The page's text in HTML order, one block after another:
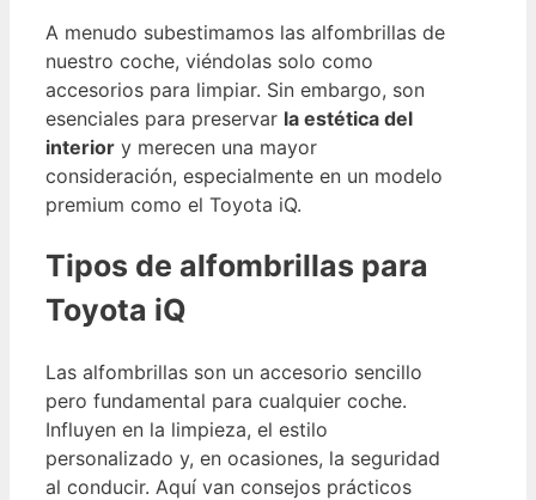
A menudo subestimamos las alfombrillas de
nuestro coche, viéndolas solo como
accesorios para limpiar. Sin embargo, son
esenciales para preservar la estética del
interior y merecen una mayor
consideración, especialmente en un modelo
premium como el Toyota iQ.
Tipos de alfombrillas para
Toyota iQ
Las alfombrillas son un accesorio sencillo
pero fundamental para cualquier coche.
Influyen en la limpieza, el estilo
personalizado y, en ocasiones, la seguridad
al conducir. Aquí van consejos prácticos